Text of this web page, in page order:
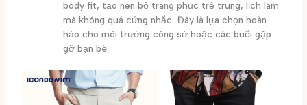
body fit, tạo nên bộ trang phục trẻ trung, lịch lãm
mà không quá cứng nhắc. Đây là lựa chọn hoàn
hảo cho môi trường công sở hoặc các buổi gặp
gỡ bạn bè.